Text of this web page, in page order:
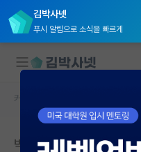
김박사넷
푸시 알림으로 소식을 빠르게
대학원생 모집
국내대학원 정보
커뮤니티 홈
박사과정 진학 고민..